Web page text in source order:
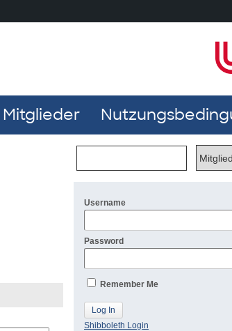
Mitglieder
Username
Password
Remember Me
Shibboleth Login